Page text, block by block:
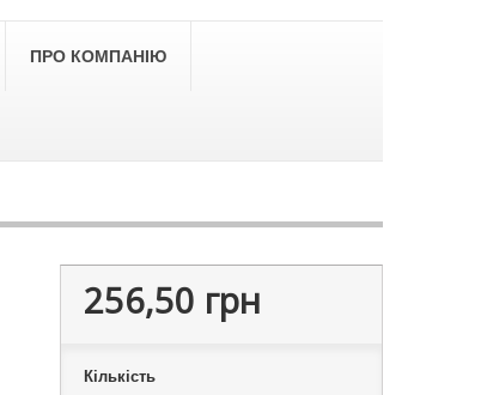
ПРО КОМПАНІЮ
256,50 грн
Кількість